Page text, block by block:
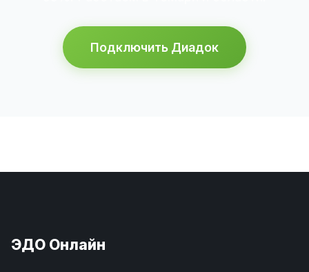
Подключить Диадок
ЭДО Онлайн